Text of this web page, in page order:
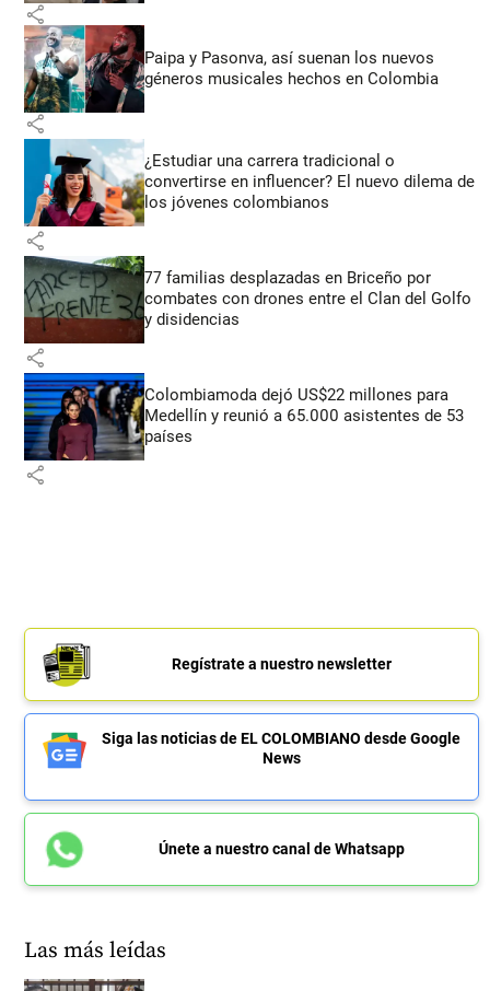
share
Paipa y Pasonva, así suenan los nuevos
géneros musicales hechos en Colombia
share
¿Estudiar una carrera tradicional o
convertirse en influencer? El nuevo dilema de
los jóvenes colombianos
share
77 familias desplazadas en Briceño por
combates con drones entre el Clan del Golfo
y disidencias
share
Colombiamoda dejó US$22 millones para
Medellín y reunió a 65.000 asistentes de 53
países
share
Regístrate a nuestro newsletter
Siga las noticias de EL COLOMBIANO desde Google
News
Únete a nuestro canal de Whatsapp
Las más leídas